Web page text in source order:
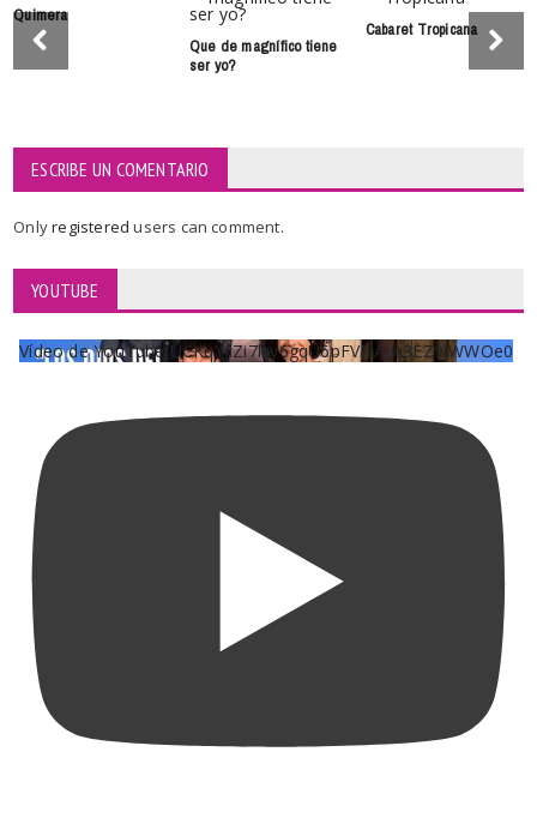
Quimera
Que de magnífico tiene
ser yo?
Cabaret Tropicana
ESCRIBE UN COMENTARIO
Onlyregisteredusers can comment.
YOUTUBE
Vídeo de YouTube UCKqYjiZi7lzy6gqU6pFVFiA_A3EZ9JWWOe0